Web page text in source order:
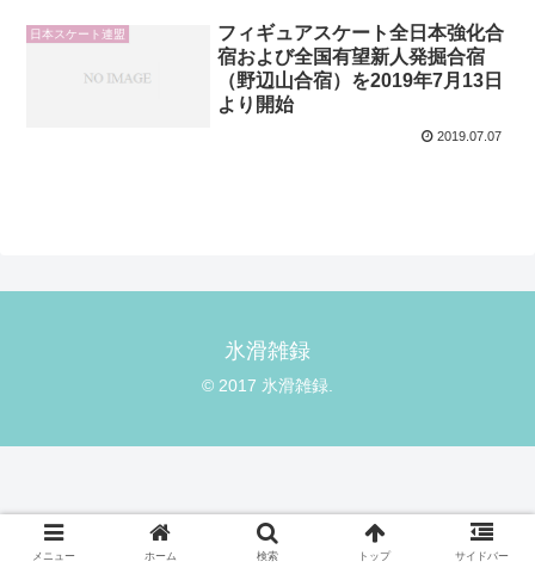
日本スケート連盟
フィギュアスケート全日本強化合
宿および全国有望新人発掘合宿
（野辺山合宿）を2019年7月13日
より開始
2019.07.07
氷滑雑録
© 2017 氷滑雑録.
メニュー ホーム 検索 トップ サイドバー